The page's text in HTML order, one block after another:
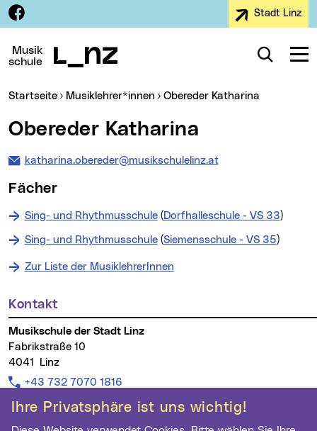
Ihre Privatsphäre ist uns wichtig!
Facebook Stadt Linz
Musik
schule
Suche
Sie sind hier:
Startseite Musiklehrer*innen (aktueller MenÃ¼punkt)
Obereder Katharina
Obereder Katharina
katharina.obereder@musikschulelinz.at
Fächer
Sing- und Rhythmusschule( Dorfhalleschule - VS 33)
Sing- und Rhythmusschule(Siemensschule - VS 35)
Zur Liste der MusiklehrerInnen
Weitere Informationen
Kontakt
Musikschule der Stadt Linz
Fabrikstraße 10
4041 Linz
Telefon:
+43 732 7070 1816
E-Mail Adresse:
musikschule@mag.linz.at
musikschule.linz.at